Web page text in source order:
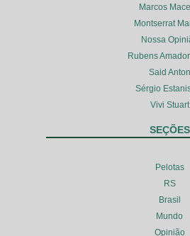
Marcos
Montserrat
Nossa
Rubens
Said Anton
Sérgio
Vivi Stuart
SEÇÕES
Pelotas
RS
Brasil
Mundo
Opinião